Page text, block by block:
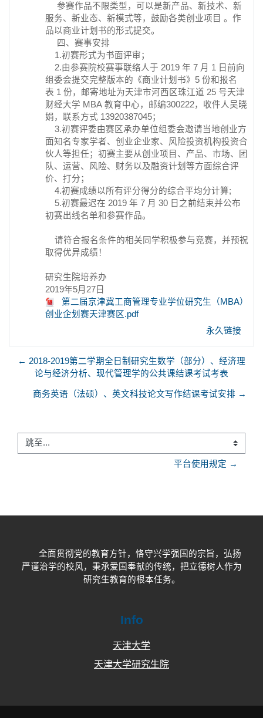
参赛作品不限类型，可以是新产品、新技术、新
服务、新业态、新模式等，鼓励各类创业项目 。作
品以商业计划书的形式提交。
四、赛事安排
1.初赛形式为书面评审；
2.由参赛院校赛事联络人于 2019 年 7 月 1 日前向
组委会提交完整版本的《商业计划书》5 份和报名
表 1 份，邮寄地址为天津市河西区珠江道 25 号天津
财经大学 MBA 教育中心，邮编300222，收件人吴晓
娟，联系方式 13920387045；
3.初赛评委由赛区承办单位组委会邀请当地创业方
面知名专家学者、创业企业家、风险投资机构投资合
伙人等担任；初赛主要从创业项目、产品、市场、团
队、运营、风险、财务以及融资计划等方面综合评
价、打分；
4.初赛成绩以所有评分得分的综合平均分计算;
5.初赛最迟在 2019 年 7 月 30 日之前结束并公布
初赛出线名单和参赛作品。
请符合报名条件的相关同学积极参与竞赛，并预祝
取得优异成绩！
研究生院培养办
2019年5月27日
第二届京津冀工商管理专业学位研究生（MBA）
创业企划赛天津赛区.pdf
永久链接
← 2018-2019第二学期全日制研究生数学（部分）、经济理
论与经济分析、现代管理学的公共课结课考试考表
商务英语（法硕）、英文科技论文写作结课考试安排 →
跳至...
平台使用规定 →
全面贯彻党的教育方针，恪守兴学强国的宗旨，弘扬
严谨治学的校风，秉承爱国奉献的传统，把立德树人作为
研究生教育的根本任务。
Info
天津大学
天津大学研究生院